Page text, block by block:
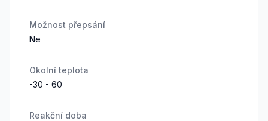
Možnost přepsání
Ne
Okolní teplota
-30 - 60
Reakční doba